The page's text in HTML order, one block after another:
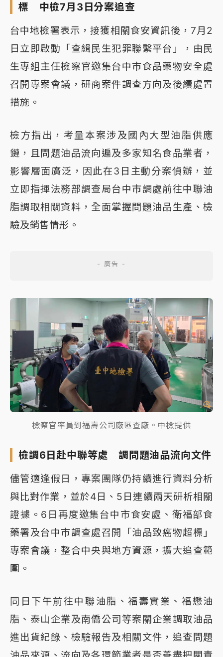
標 中檢7月3日分案追查
台中地檢署表示，接獲相關食安資訊後，7月2
日立即啟動「查緝民生犯罪聯繫平台」，由民
生專組主任檢察官邀集台中市食品藥物安全處
召開專案會議，研商案件調查方向及後續處置
措施。
檢方指出，考量本案涉及國內大型油脂供應
鏈，且問題油品流向遍及多家知名食品業者，
影響層面廣泛，因此在3日主動分案偵辦，並
立即指揮法務部調查局台中市調處前往中聯油
脂調取相關資料，全面掌握問題油品生產、檢
驗及銷售情形。
檢察官率員到福壽公司廠區查廠。中檢提供
檢調6日赴中聯等處 調問題油品流向文件
儘管適逢假日，專案團隊仍持續進行資料分析
與比對作業，並於4日、5日連續兩天研析相關
證據。6日再度邀集台中市食安處、衛福部食
藥署及台中市調查處召開「油品致癌物超標」
專案會議，整合中央與地方資源，擴大追查範
圍。
同日下午前往中聯油脂、福壽實業、福懋油
脂、泰山企業及南僑公司等案關企業調取油品
進出貨紀錄、檢驗報告及相關文件，追查問題